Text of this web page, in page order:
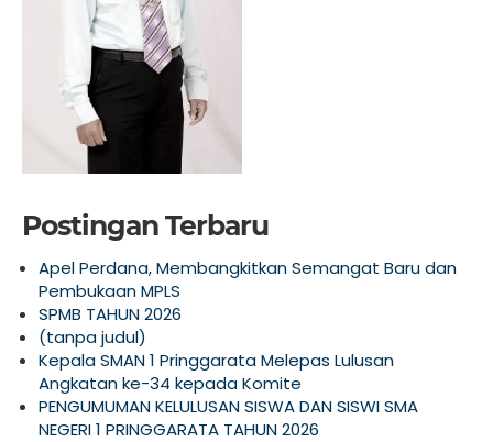
Postingan Terbaru
Apel Perdana, Membangkitkan Semangat Baru dan
Pembukaan MPLS
SPMB TAHUN 2026
(tanpa judul)
Kepala SMAN 1 Pringgarata Melepas Lulusan
Angkatan ke-34 kepada Komite
PENGUMUMAN KELULUSAN SISWA DAN SISWI SMA
NEGERI 1 PRINGGARATA TAHUN 2026